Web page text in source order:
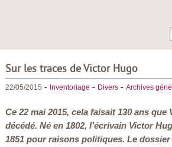
Sur les traces de Victor Hugo
22/05/2015 - Inventoriage - Divers- Archives
Ce 22 mai 2015, cela faisait 130 ans que
décédé. Né en 1802, l’écrivain Victor
1851 pour raisons politiques. Le